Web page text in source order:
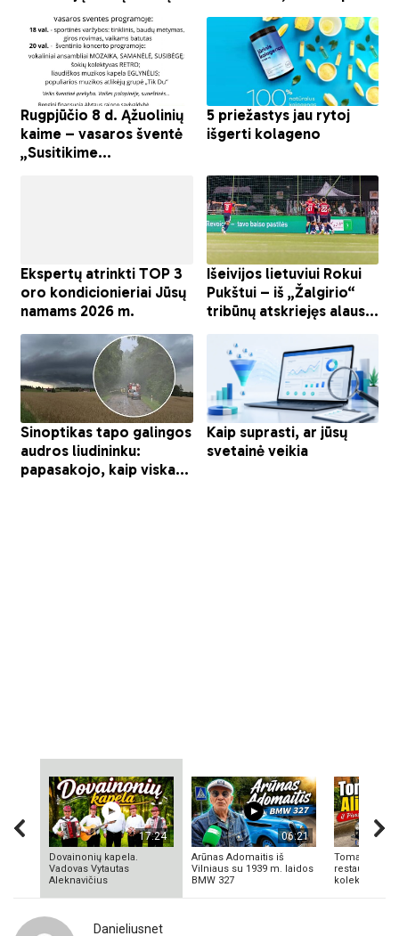
17:24
Dovainonių kapela.
Vadovas Vytautas
Aleknavičius
06:21
Arūnas Adomaitis iš
Vilniaus su 1939 m. laidos
BMW 327
Tomas
Danieliusnet